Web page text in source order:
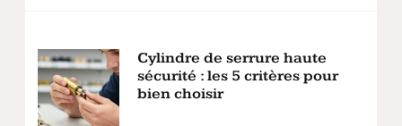
Cylindre de serrure haute
sécurité : les 5 critères pour
bien choisir